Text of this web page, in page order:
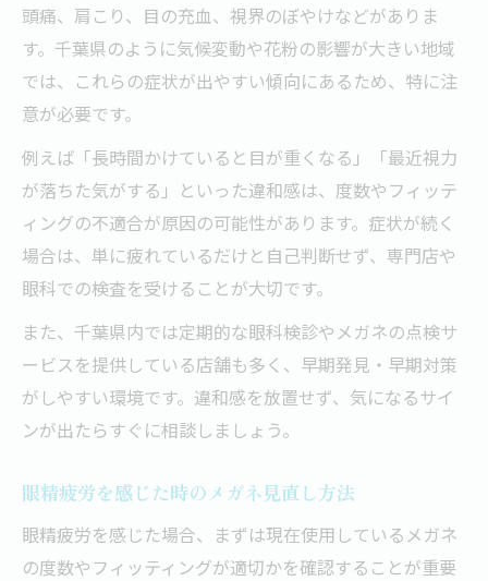
頭痛、肩こり、目の充血、視界のぼやけなどがありま
す。千葉県のように気候変動や花粉の影響が大きい地域
では、これらの症状が出やすい傾向にあるため、特に注
意が必要です。
例えば「長時間かけていると目が重くなる」「最近視力
が落ちた気がする」といった違和感は、度数やフィッテ
ィングの不適合が原因の可能性があります。症状が続く
場合は、単に疲れているだけと自己判断せず、専門店や
眼科での検査を受けることが大切です。
また、千葉県内では定期的な眼科検診やメガネの点検サ
ービスを提供している店舗も多く、早期発見・早期対策
がしやすい環境です。違和感を放置せず、気になるサイ
ンが出たらすぐに相談しましょう。
眼精疲労を感じた時のメガネ見直し方法
眼精疲労を感じた場合、まずは現在使用しているメガネ
の度数やフィッティングが適切かを確認することが重要